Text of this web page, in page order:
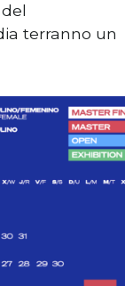
terranno un